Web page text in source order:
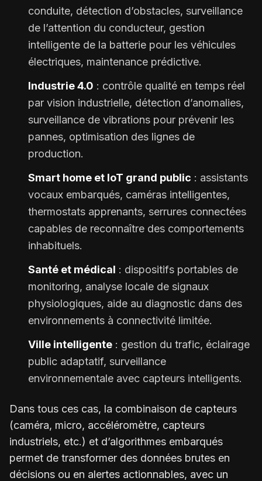
conduite, détection d’obstacles, surveillance
de l’attention du conducteur, gestion
intelligente de la batterie pour les véhicules
électriques, maintenance prédictive.
Industrie 4.0 : contrôle qualité en temps réel
par vision industrielle, détection d’anomalies,
surveillance de vibrations pour prévenir les
pannes, optimisation des lignes de
production.
Smart home et IoT grand public : assistants
vocaux embarqués, caméras intelligentes,
thermostats apprenants, serrures connectées
capables de reconnaître des comportements
inhabituels.
Santé et médical : dispositifs portables de
monitoring, analyse locale de signaux
physiologiques, aide au diagnostic dans des
environnements à connectivité limitée.
Ville intelligente : gestion du trafic, éclairage
public adaptatif, surveillance
environnementale avec capteurs intelligents.
Dans tous ces cas, la combinaison de capteurs
(caméra, micro, accéléromètre, capteurs
industriels, etc.) et d’algorithmes embarqués
permet de transformer des données brutes en
décisions ou en alertes actionnables, avec un